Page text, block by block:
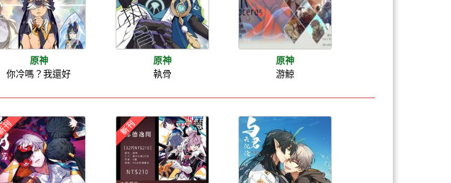
原神
你冷嗎？我還好
原神
執骨
原神
游鯨